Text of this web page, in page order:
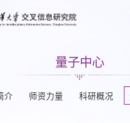
量子中心
介 师资力量 科研概况